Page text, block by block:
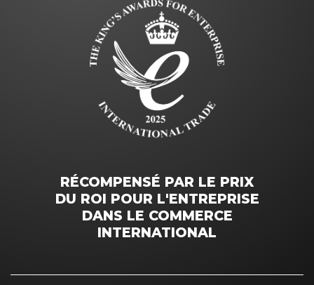
RÉCOMPENSÉ PAR LE PRIX
DU ROI POUR L'ENTREPRISE
DANS LE COMMERCE
INTERNATIONAL